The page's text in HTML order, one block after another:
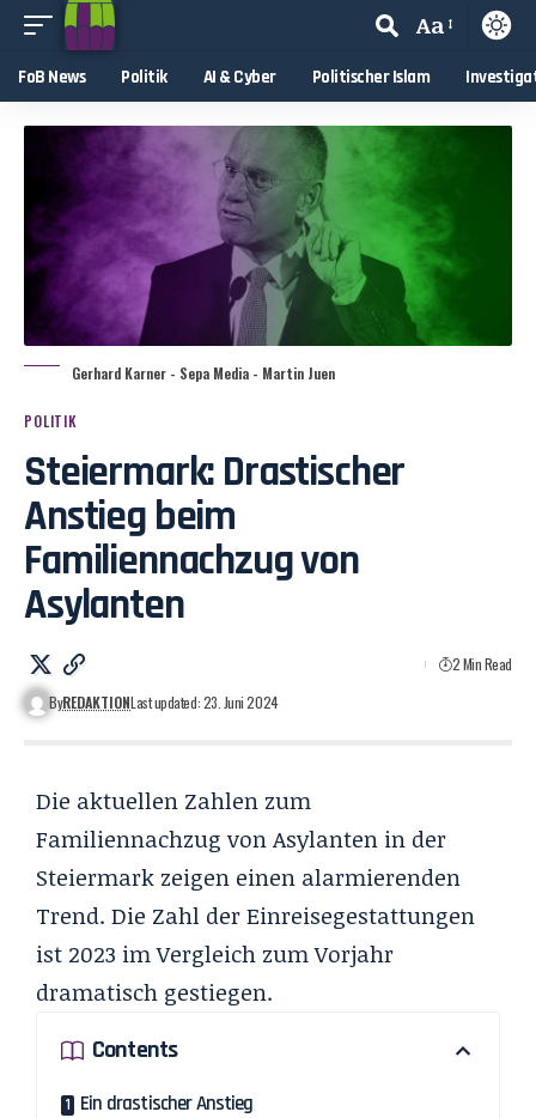
Aa
FoB News Politik AI & Cyber Politischer Islam
Gerhard Karner - Sepa Media - Martin Juen
POLITIK
Steiermark: Drastischer
Anstieg beim
Familiennachzug von
Asylanten
ByREDAKTIONLast updated: 23. Juni 2024
2 Min Read
Die aktuellen Zahlen zum
Familiennachzug von Asylanten in der
Steiermark zeigen einen alarmierenden
Trend. Die Zahl der Einreisegestattungen
ist 2023 im Vergleich zum Vorjahr
dramatisch gestiegen.
Contents
Ein drastischer Anstieg